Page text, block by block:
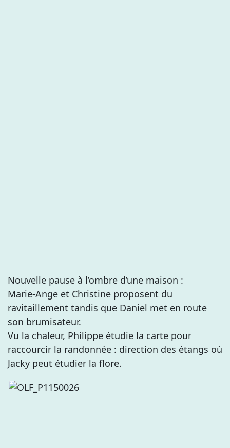
Nouvelle pause à l’ombre d’une maison :
Marie-Ange et Christine proposent du
ravitaillement tandis que Daniel met en route
son brumisateur.
Vu la chaleur, Philippe étudie la carte pour
raccourcir la randonnée : direction des étangs où
Jacky peut étudier la flore.